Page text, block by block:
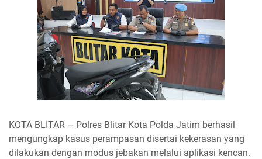
KOTA BLITAR – Polres Blitar Kota Polda Jatim berhasil
mengungkap kasus perampasan disertai kekerasan yang
dilakukan dengan modus jebakan melalui aplikasi kencan.